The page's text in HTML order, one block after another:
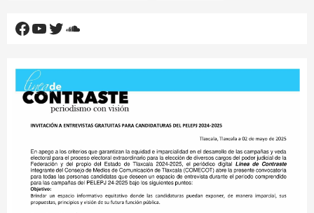
Facebook
YouTube
Twitter
SoundCloud